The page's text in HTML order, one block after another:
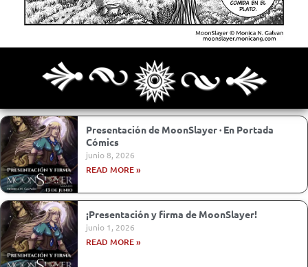
Presentación de MoonSlayer · En Portada
Cómics
junio 8, 2026
READ MORE »
¡Presentación y firma de MoonSlayer!
junio 1, 2026
READ MORE »